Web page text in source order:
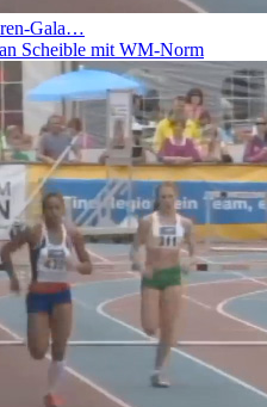
Gala…
Scheible mit WM-Norm